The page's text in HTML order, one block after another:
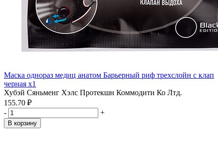
Маска однораз медиц анатом Барьерный риф трехслойн с клап
черная x1
Хубэй Сяньменг Хэлс Протекшн Коммодити Ко Лтд.
155.70 ₽
-
+
В корзину